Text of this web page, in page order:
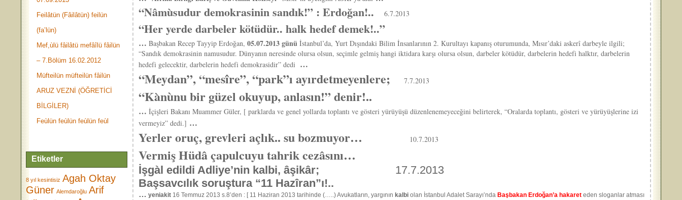
Feilâtün (Fâilâtün) feilün
(fa’lün)
Mef,ùlü fâilâtü mefâîlü fâilün
– 7.Bölüm 16.02.2012
Müfteilün müfteilün fâilün
ARUZ VEZNİ (ÖĞRETİCİ
BİLGİLER)
Feùlün feùlün feùlün feùl
Etiketler
8 yıl kesintisiz Agah Oktay
Güner Alemdaroğlu Arif
“Nâmùsudur demokrasinin sandık!” : Erdoğan!..6.7.2013
“Her yerde darbeler kötüdür.. halk hedef demek!..”
…Başbakan Recep Tayyip Erdoğan,05.07.2013 günüİstanbul’da, Yurt Dışındaki Bilim İnsanlarının 2. Kurultayı kapanış oturumunda, Mısır’daki askerî darbeyle ilgili;
“Sandık demokrasinin namusudur. Dünyanın neresinde olursa olsun, seçimle gelmiş hangi iktidara karşı olursa olsun, darbeler kötüdür, darbelerin hedefi halktır, darbelerin
hedefi gelecektir, darbelerin hedefi demokrasidir” dedi …
“Meydan”, “mesîre”, “park”ı ayırdetmeyenlere; 7.7.2013
“Kànùnu bir güzel okuyup, anlasın!” denir!..
…İçişleri Bakanı Muammer Güler, [ parklarda ve genel yollarda toplantı ve gösteri yürüyüşü düzenlenemeyeceğini belirterek, “Oralarda toplantı, gösteri ve yürüyüşlerine izi
vermeyiz” dedi.] …
Yerler oruç, grevleri açlık.. su bozmuyor… 10.7.2013
Vermiş Hüdâ çapulcuyu tahrik cezâsını…
İşgàl edildi Adliye’nin kalbi, âşikâr; 17.7.2013
Başsavcılık soruştura “11 Hazîran”ı!..
… yeniakit 16 Temmuz 2013 s.8’den : [ 11 Haziran 2013 tarihinde (…..) Avukatların, yargının kalbiolan İstanbul Adalet Sarayı’nda Başbakan Erdoğan’a hakareteden sloganlar atması